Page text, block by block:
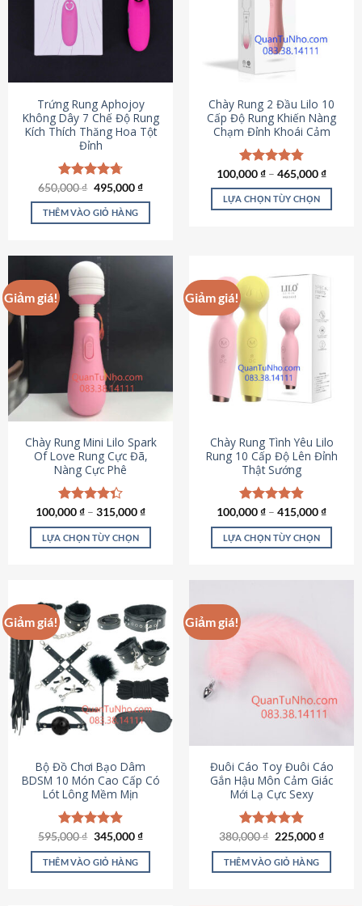
Trứng Rung Aphojoy
Không Dây 7 Chế Độ Rung
Kích Thích Thăng Hoa Tột
Đỉnh
Được xếp
hạng4.72
5 sao
650,000₫ Giá
là:
650,000 ₫.
495,000₫Giá
tại
495,000 ₫.
THÊM VÀO GIỎ HÀNG
Chày Rung 2 Đầu Lilo 10
Cấp Độ Rung Khiến Nàng
Chạm Đỉnh Khoái Cảm
Được xếp
hạng4.80
5 sao
100,000₫ – 465,000₫
LỰA CHỌN TÙY CHỌN
nhiều
biến
thể.
Các
chọn
thể
chọn
trên
trang
sản
phẩm
Giảm giá!
Chày Rung Mini Lilo Spark
Of Love Rung Cực Đã,
Nàng Cực Phê
Được xếp
hạng4.33
5 sao
100,000₫ – 315,000₫
LỰA CHỌN TÙY CHỌN
có
nhiều
biến
thể.
Các
tùy
chọn
có
chọn
trên
trang
sản
phẩm
Giảm giá!
Chày Rung Tình Yêu Lilo
Rung 10 Cấp Độ Lên Đỉnh
Thật Sướng
Được xếp
hạng4.94
5 sao
100,000₫ – 415,000₫
LỰA CHỌN TÙY CHỌN
biến
thể.
chọn
chọn
trên
trang
sản
phẩm
Giảm giá!
Bộ Đồ Chơi Bạo Dâm
BDSM 10 Món Cao Cấp Có
Lót Lông Mềm Mịn
Được xếp
hạng4.88
5 sao
595,000₫ Giá
là:
595,000 ₫.
345,000₫Giá
tại
THÊM VÀO GIỎ HÀNG
Giảm giá!
Đuôi Cáo Toy Đuôi Cáo
Gắn Hậu Môn Cảm Giác
Mới Lạ Cực Sexy
Được xếp
hạng4.88
5 sao
380,000₫ Giá
là:
380,000 ₫.
225,000₫Giá
tại
THÊM VÀO GIỎ HÀNG